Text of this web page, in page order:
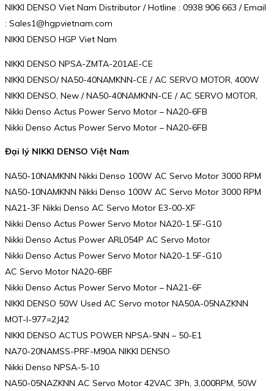
NIKKI DENSO Viet Nam Distributor / Hotline : 0938 906 663 / Email
: Sales1@hgpvietnam.com
NIKKI DENSO HGP Viet Nam
NIKKI DENSO NPSA-ZMTA-201AE-CE
NIKKI DENSO/ NA50-40NAMKNN-CE / AC SERVO MOTOR, 400W
NIKKI DENSO, New / NA50-40NAMKNN-CE / AC SERVO MOTOR,
Nikki Denso Actus Power Servo Motor – NA20-6FB
Nikki Denso Actus Power Servo Motor – NA20-6FB
Đại lý NIKKI DENSO Việt Nam
NA50-10NAMKNN Nikki Denso 100W AC Servo Motor 3000 RPM
NA50-10NAMKNN Nikki Denso 100W AC Servo Motor 3000 RPM
NA21-3F Nikki Denso AC Servo Motor E3-00-XF
Nikki Denso Actus Power Servo Motor NA20-1.5F-G10
Nikki Denso Actus Power ARL054P AC Servo Motor
Nikki Denso Actus Power Servo Motor NA20-1.5F-G10
AC Servo Motor NA20-6BF
Nikki Denso Actus Power Servo Motor – NA21-6F
NIKKI DENSO 50W Used AC Servo motor NA50A-05NAZKNN
MOT-I-977=2J42
NIKKI DENSO ACTUS POWER NPSA-5NN – 50-E1
NA70-20NAMSS-PRF-M90A NIKKI DENSO
Nikki Denso NPSA-5-10
NA50-05NAZKNN AC Servo Motor 42VAC 3Ph, 3,000RPM, 50W